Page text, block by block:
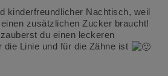
kinderfreundlicher Nachtisch, weil
zusätzlichen Zucker braucht!
du einen leckeren
die Linie und für die Zähne ist